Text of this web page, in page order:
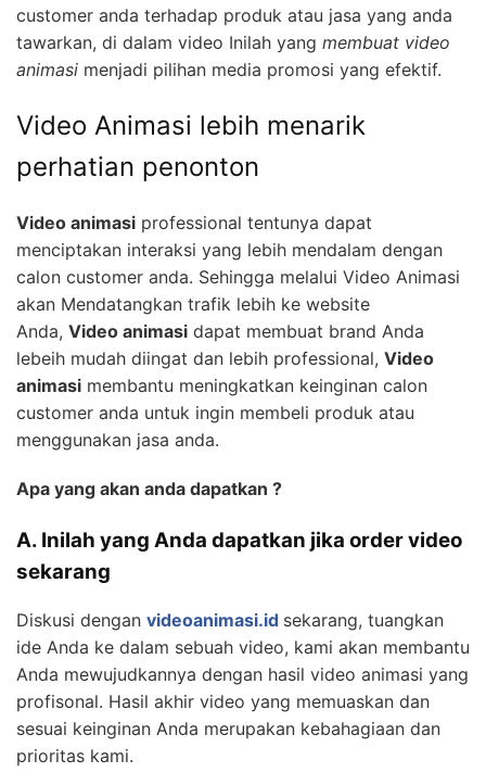
customer anda terhadap produk atau jasa yang anda
tawarkan, di dalam video Inilah yang membuat video
animasi menjadi pilihan media promosi yang efektif.
Video Animasi lebih menarik
perhatian penonton
Video animasi professional tentunya dapat
menciptakan interaksi yang lebih mendalam dengan
calon customer anda. Sehingga melalui Video Animasi
akan Mendatangkan trafik lebih ke website
Anda, Video animasi dapat membuat brand Anda
lebeih mudah diingat dan lebih professional, Video
animasi membantu meningkatkan keinginan calon
customer anda untuk ingin membeli produk atau
menggunakan jasa anda.
Apa yang akan anda dapatkan ?
A. Inilah yang Anda dapatkan jika order video
sekarang
Diskusi dengan videoanimasi.id sekarang, tuangkan
ide Anda ke dalam sebuah video, kami akan membantu
Anda mewujudkannya dengan hasil video animasi yang
profisonal. Hasil akhir video yang memuaskan dan
sesuai keinginan Anda merupakan kebahagiaan dan
prioritas kami.